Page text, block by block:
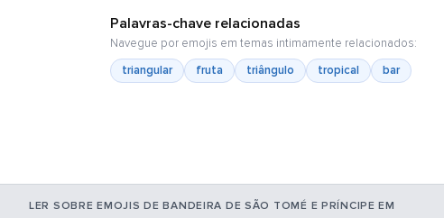
Palavras-chave relacionadas
Navegue por emojis em temas intimamente relacionados:
triangular
fruta triângulo tropical bar
LER SOBRE EMOJIS DE BANDEIRA DE SÃO TOMÉ E PRÍNCIPE EM